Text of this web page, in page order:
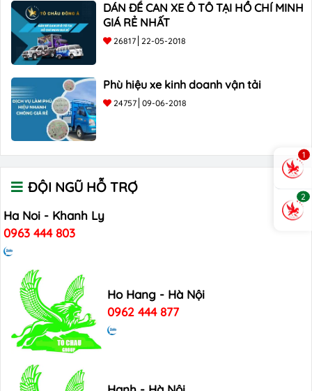
DÁN ĐỀ CAN XE Ô TÔ TẠI HỒ CHÍ MINH
GIÁ RẺ NHẤT
26817 22-05-2018
Phù hiệu xe kinh doanh vận tải
24757 09-06-2018
ĐỘI NGŨ HỖ TRỢ
Ha Noi - Khanh Ly
0963 444 803
Ho Hang - Hà Nội
0962 444 877
1
2